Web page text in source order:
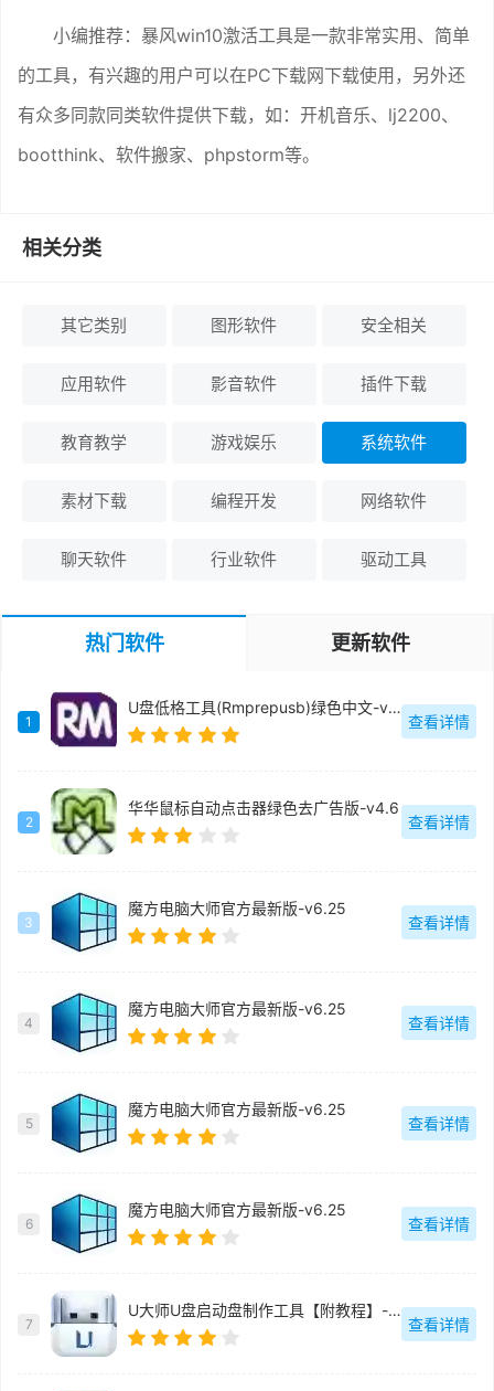
小编推荐：暴风win10激活工具是一款非常实用、简单
的工具，有兴趣的用户可以在PC下载网下载使用，另外还
有众多同款同类软件提供下载，如：开机音乐、lj2200、
bootthink、软件搬家、phpstorm等。
相关分类
其它类别 图形软件 安全相关
应用软件 影音软件 插件下载
教育教学 游戏娱乐 系统软件
素材下载 编程开发 网络软件
聊天软件 行业软件 驱动工具
热门软件 更新软件
1
U盘低格工具(Rmprepusb)绿色中文-v2.1.744
查看详情
2
华华鼠标自动点击器绿色去广告版-v4.6
查看详情
3
魔方电脑大师官方最新版-v6.25
查看详情
4
魔方电脑大师官方最新版-v6.25
查看详情
5
魔方电脑大师官方最新版-v6.25
查看详情
6
魔方电脑大师官方最新版-v6.25
查看详情
7
U大师U盘启动盘制作工具【附教程】-v【】
查看详情